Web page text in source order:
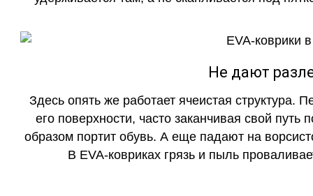
Не дают
Здесь опять же работает ячеистая структура.
его поверхности, часто заканчивая свой
образом портит обувь. А еще падают на
В EVA-ковриках грязь и пыль